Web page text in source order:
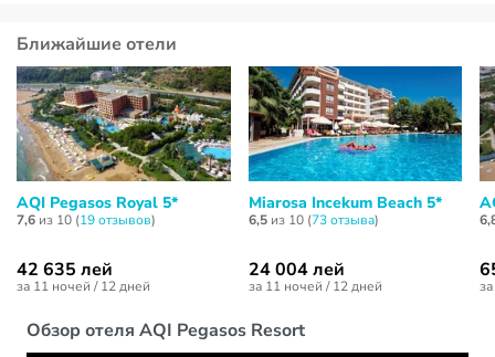
Обзор отеля AQI Pegasos Resort
Ближайшие отели
AQI Pegasos Royal 5*
7,6 из 10 (19 отзывов)
42 635 лей
за 11 ночей / 12 дней
Miarosa Incekum Beach 5*
6,5из 10 (73 отзывa)
24 004 лей
за 11 ночей / 12 дней